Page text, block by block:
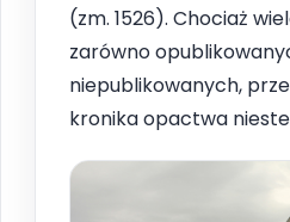
(zm. 1526). Chociaż
zarówno
niepublikowanych,
kronika opactwa